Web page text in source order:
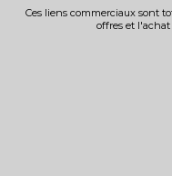
Ces liens commerciaux sont
offres et